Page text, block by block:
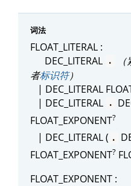
词法
FLOAT_LITERAL :
DEC_LITERAL
.
者标识符）
| DEC_LITERAL
| DEC_LITERAL
.
FLOAT_EXPONENT?
| DEC_LITERAL ( .
FLOAT_EXPONENT?
FLOAT_EXPONENT :